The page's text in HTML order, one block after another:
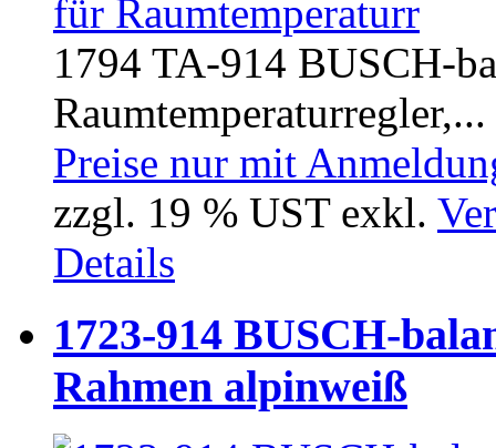
1794 TA-914 BUSCH-
Raumtemperaturregler,...
Preise nur mit
zzgl. 19 % UST exkl.
Details
1723-914 BUSCH-
Rahmen alpinweiß